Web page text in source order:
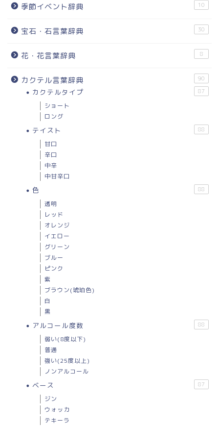
季節イベント辞典 10
宝石・石言葉辞典 30
花・花言葉辞典 8
カクテル言葉辞典 90
カクテルタイプ 87
ショート
ロング
テイスト 88
甘口
辛口
中辛
中甘辛口
色 88
透明
レッド
オレンジ
イエロー
グリーン
ブルー
ピンク
紫
ブラウン(琥珀色)
白
黒
アルコール度数 88
弱い(8度以下)
普通
強い(25度以上)
ノンアルコール
ベース 87
ジン
ウォッカ
テキーラ